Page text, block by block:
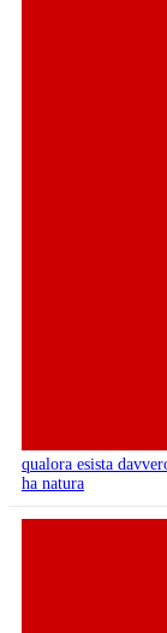
qualora esista
ha natura